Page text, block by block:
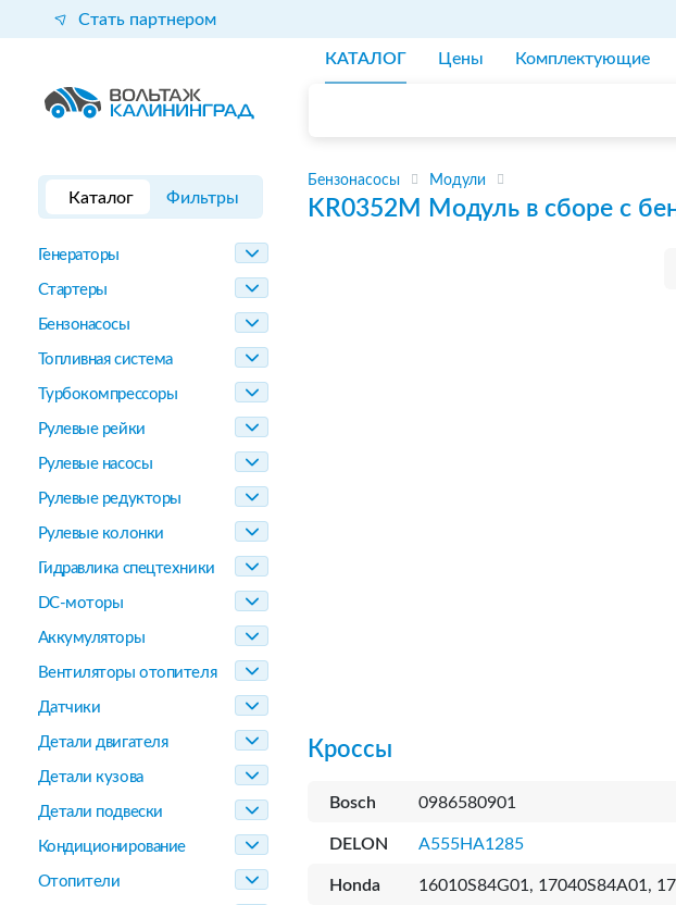
Стать партнером
КАТАЛОГ Цены Комплектующие
Каталог Фильтры
Генераторы
Стартеры
Бензонасосы
Топливная система
Турбокомпрессоры
Рулевые рейки
Рулевые насосы
Рулевые редукторы
Рулевые колонки
Гидравлика спецтехники
DC-моторы
Аккумуляторы
Вентиляторы отопителя
Датчики
Детали двигателя
Детали кузова
Детали подвески
Кондиционирование
Отопители
Бензонасосы Модули
KR0352M Модуль в сборе с
Кроссы
Bosch 0986580901
DELON A555HA1285
Honda 16010S84G01, 17040S84A01,